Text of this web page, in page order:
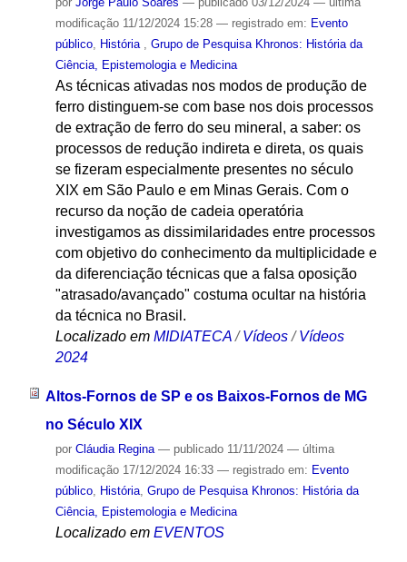
modificação11/12/2024 15:28 — registrado em: Evento
público, História , Grupo de Pesquisa Khronos: História da
Ciência, Epistemologia e Medicina
As técnicas ativadas nos modos de produção de
ferro distinguem-se com base nos dois processos
de extração de ferro do seu mineral, a saber: os
processos de redução indireta e direta, os quais
se fizeram especialmente presentes no século
XIX em São Paulo e em Minas Gerais. Com o
recurso da noção de cadeia operatória
investigamos as dissimilaridades entre processos
com objetivo do conhecimento da multiplicidade e
da diferenciação técnicas que a falsa oposição
"atrasado/avançado" costuma ocultar na história
da técnica no Brasil.
Localizado em MIDIATECA /Vídeos /Vídeos
2024
Altos-Fornos de SP e os Baixos-Fornos de MG
no Século XIX
por Cláudia Regina — publicado11/11/2024 — última
modificação17/12/2024 16:33 — registrado em: Evento
público, História, Grupo de Pesquisa Khronos: História da
Ciência, Epistemologia e Medicina
Localizado em EVENTOS